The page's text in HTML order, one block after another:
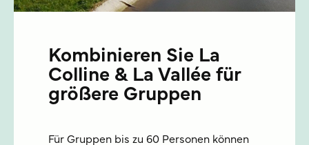
Kombinieren Sie La
Colline & La Vallée für
größere Gruppen
Für Gruppen bis zu 60 Personen können